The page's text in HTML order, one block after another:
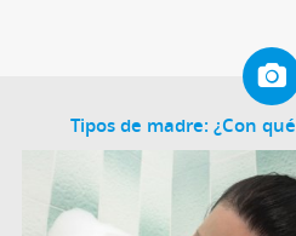
Tipos de madre: ¿Con